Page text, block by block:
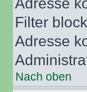
Filter
Adresse
Nach oben